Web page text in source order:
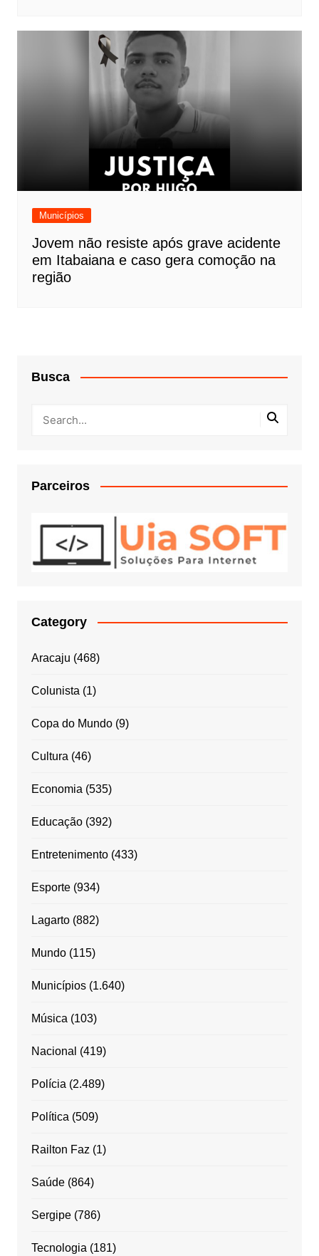
Municípios
Jovem não resiste após grave acidente
em Itabaiana e caso gera comoção na
região
Busca
Parceiros
Category
Aracaju (468)
Colunista (1)
Copa do Mundo(9)
Cultura (46)
Economia (535)
Educação(392)
Entretenimento(433)
Esporte(934)
Lagarto(882)
Mundo(115)
Municípios(1.640)
Música (103)
Nacional (419)
Polícia (2.489)
Política (509)
Railton Faz (1)
Saúde(864)
Sergipe(786)
Tecnologia (181)